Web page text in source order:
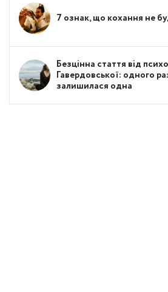
7 ознак, що кохання не
Безцінна стаття від
Гавердовської: одного
залишилася одна